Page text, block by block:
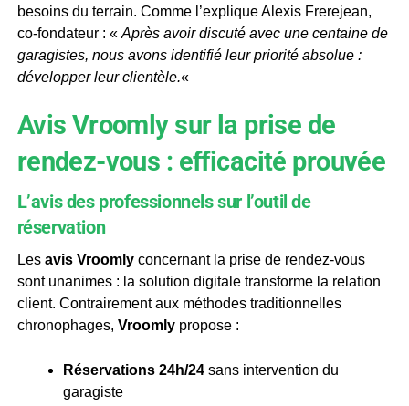
besoins du terrain. Comme l’explique Alexis Frerejean,
co-fondateur : « Après avoir discuté avec une centaine de
garagistes, nous avons identifié leur priorité absolue :
développer leur clientèle.«
Avis Vroomly sur la prise de
rendez-vous : efficacité prouvée
L’avis des professionnels sur l’outil de
réservation
Les avis Vroomlyconcernant la prise de rendez-vous
sont unanimes : la solution digitale transforme la relation
client. Contrairement aux méthodes traditionnelles
chronophages, Vroomlypropose :
Réservations 24h/24sans intervention du
garagiste